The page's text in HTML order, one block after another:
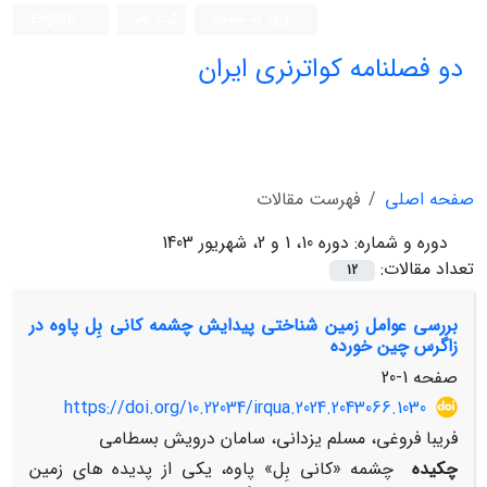
دو فصلنامه کواترنری ایران
صفحه اصلی
فهرست مقالات
دوره و شماره: دوره 10، 1 و 2، شهریور 1403
تعداد مقالات:
12
بررسی عوامل زمین شناختی پیدایش چشمه کانی بِل پاوه در
زاگرس چین خورده
صفحه 1-20
https://doi.org/10.22034/irqua.2024.2043066.1030
فریبا فروغی، مسلم یزدانی، سامان درویش بسطامی
چکیده
چشمه «کانی بِل» پاوه، یکی از پدیده های زمین